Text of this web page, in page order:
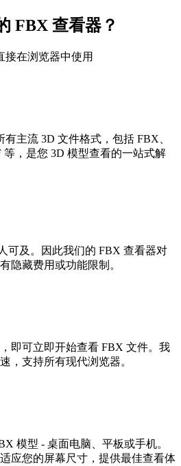
FBX 查看器？
接在浏览器中使用
主流 3D 文件格式，包括 FBX、
等，是您 3D 模型查看的一站式解
可及。因此我们的 FBX 查看器对
隐藏费用或功能限制。
即可立即开始查看 FBX 文件。我
，支持所有现代浏览器。
模型 - 桌面电脑、平板或手机。
应您的屏幕尺寸，提供最佳查看体